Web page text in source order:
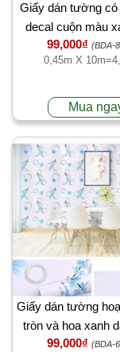
Giấy dán tường có
decal cuộn màu
99,000₫ (BDA-
0,45m X
Mua
Giấy dán tường
tròn và hoa xanh
keo, sau dán
99,000₫ (BDA-